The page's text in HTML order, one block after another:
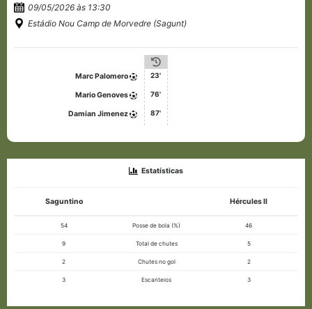
09/05/2026 às 13:30
Estádio Nou Camp de Morvedre (Sagunt)
Marc Palomero 23'
Mario Genoves 76'
Damian Jimenez 87'
Estatísticas
Saguntino Hércules II
54 Posse de bola (%) 46
9 Total de chutes 5
2 Chutes no gol 2
3 Escanteios 3